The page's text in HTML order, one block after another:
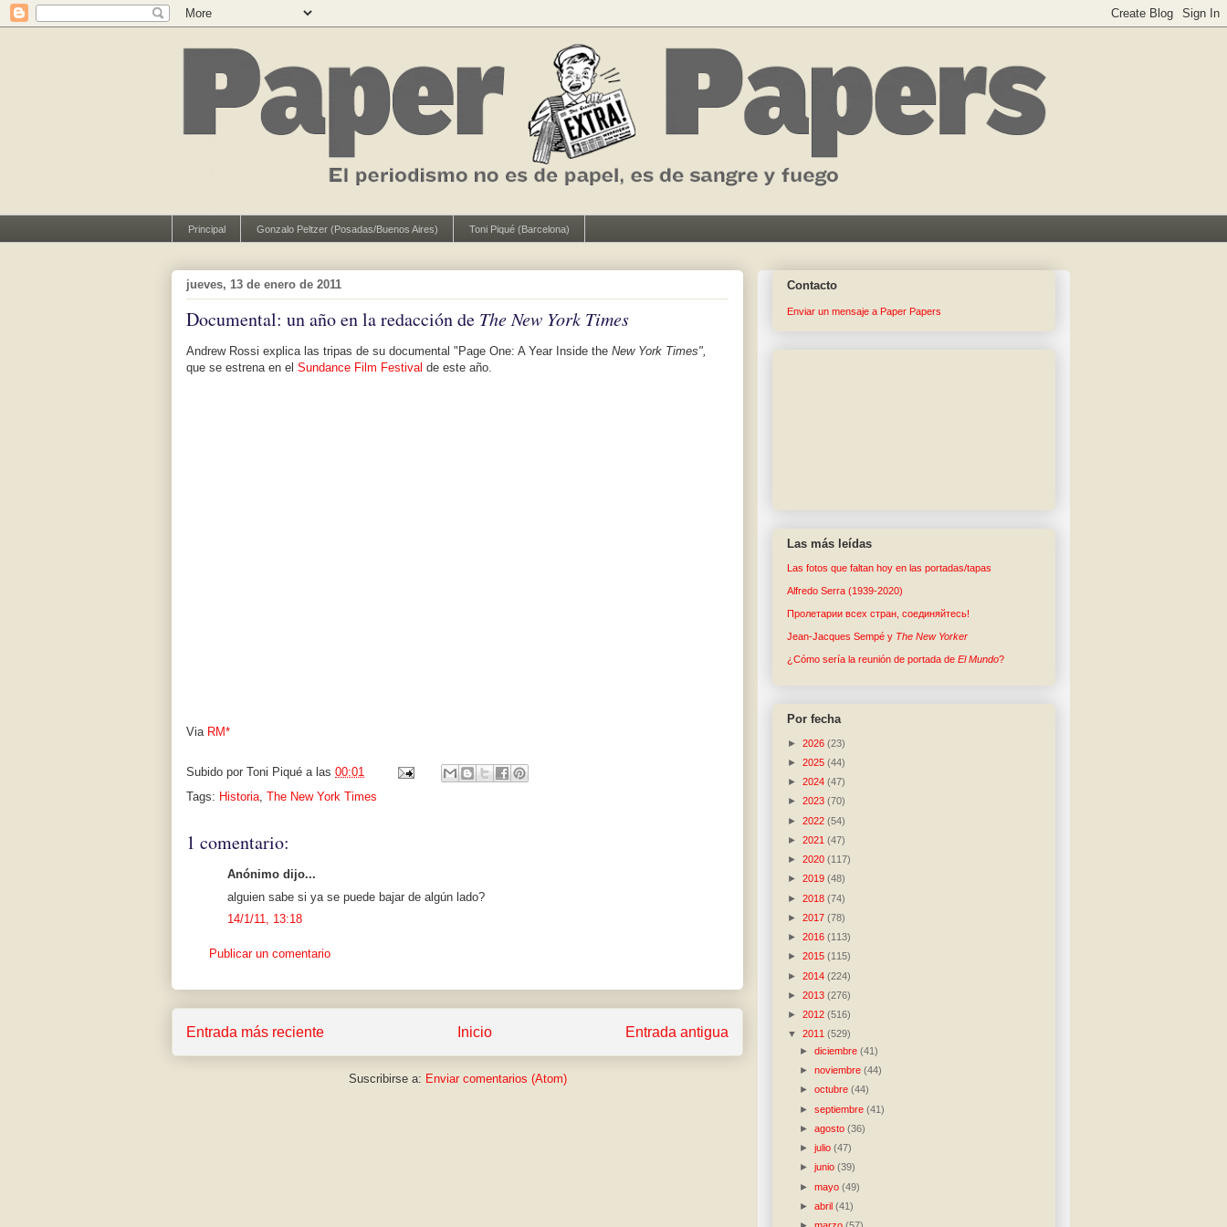
Principal Gonzalo Peltzer (Posadas/Buenos Aires) Toni Piqué (Barcelona)
jueves, 13 de enero de 2011
Documental: un año en la redacción de The New York Times
Andrew Rossi explica las tripas de su documental "Page One: A Year Inside the New York Times",
que se estrena en el Sundance Film Festival de este año.
Via RM*
Subido por Toni Piqué a las 00:01
Tags: Historia, The New York Times
1 comentario:
Anónimo dijo...
alguien sabe si ya se puede bajar de algún lado?
14/1/11, 13:18
Publicar un comentario
Entrada más reciente Entrada antigua
Inicio
Suscribirse a: Enviar comentarios (Atom)
Contacto
Enviar un mensaje a Paper Papers
Las más leídas
Las fotos que faltan hoy en las portadas/tapas
Alfredo Serra (1939-2020)
Пролетарии всех стран, соединяйтесь!
Jean-Jacques Sempé y The New Yorker
¿Cómo sería la reunión de portada de El Mundo?
Por fecha
► 2026 (23)
► 2025 (44)
► 2024 (47)
► 2023 (70)
► 2022 (54)
► 2021 (47)
► 2020 (117)
► 2019 (48)
► 2018 (74)
► 2017 (78)
► 2016 (113)
► 2015 (115)
► 2014 (224)
► 2013 (276)
► 2012 (516)
▼ 2011 (529)
►diciembre(41)
►noviembre(44)
►octubre(44)
►septiembre(41)
►agosto(36)
►julio(47)
►junio(39)
►mayo(49)
►abril(41)